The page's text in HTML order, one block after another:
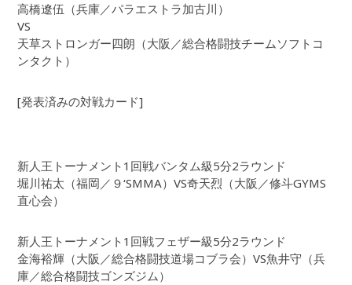
高橋遼伍（兵庫／パラエストラ加古川）
VS
天草ストロンガー四朗（大阪／総合格闘技チームソフトコ
ンタクト）
[発表済みの対戦カード]
新人王トーナメント1回戦バンタム級5分2ラウンド
堀川祐太（福岡／９‘SMMA）VS奇天烈（大阪／修斗GYMS
直心会）
新人王トーナメント1回戦フェザー級5分2ラウンド
金海裕輝（大阪／総合格闘技道場コブラ会）VS魚井守（兵
庫／総合格闘技ゴンズジム）